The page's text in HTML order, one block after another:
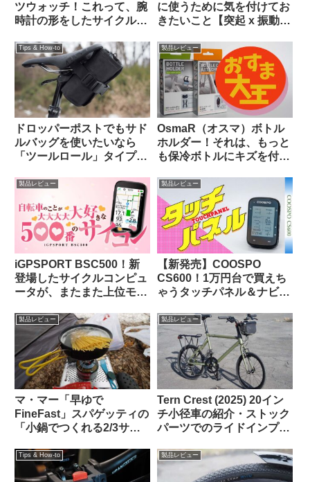
ツウォッチ！これって、腕
時計の形をしたサイクルコ
に使うために気を付けてお
きたいこと【突起 x 振動
Tips & How-to
ドロッパーポストでもサド
ルバッグを使いたいなら
「ツールロール」タイプも
製品レビュー
OsmaR（オスマ）ボトル
ホルダー！それは、もっと
も保冷ボトルにキズを付け
ダー（のはず）！！
製品レビュー
iGPSPORT BSC500！新
登場したサイクルコンピュ
ータが、またまた上位モデ
製品レビュー
【新発売】COOSPO
CS600！1万円台で買えち
ゃうタッチパネル＆ナビ対
タの実力って、どんな感
じ？
製品レビュー
マ・マー「早ゆで
FineFast」スパゲッティの
「小鍋でつくれる2/3サイ
【携行に便利・茹で時間は
3分】
製品レビュー
Tern Crest (2025) 20イン
チ小径車の紹介・ストック
パーツでのライドインプレ
い上質なミニベロ】
Tips & How-to 製品レビュー